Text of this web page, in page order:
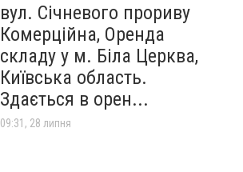
вул. Січневого прориву
Комерційна, Оренда
складу у м. Біла Церква,
Київська область.
Здається в орен...
09:31, 28 липня